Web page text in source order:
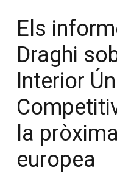
Els
Draghi
Interior
la
europea